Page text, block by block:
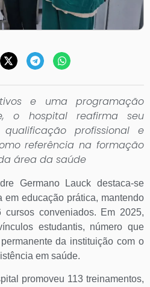
e uma programação
o hospital reafirma seu
profissional e
referência na formação
área da saúde
Germano Lauck destaca-se
em educação prática, mantendo
conveniados. Em 2025,
estudantis, número que
da instituição com o
em saúde.
promoveu 113 treinamentos,